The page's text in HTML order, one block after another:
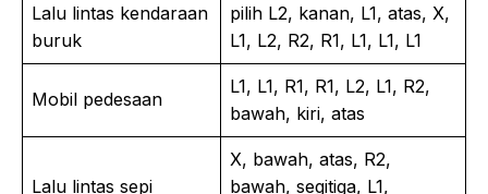
Lalu lintas kendaraan
buruk
pilih L2, kanan, L1, atas, X,
L1, L2, R2, R1, L1, L1, L1
Mobil pedesaan
L1, L1, R1, R1, L2, L1, R2,
bawah, kiri, atas
Lalu lintas sepi
X, bawah, atas, R2,
bawah, segitiga, L1,